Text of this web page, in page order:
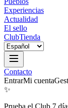
Experiencias
Actualidad
El sello
ClubTienda
Contacto
EntrarMi cuenta
✨
Prueba el Club 7